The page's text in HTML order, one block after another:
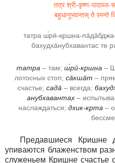
तत्र श्री-कृष्ण-पादाब्ज-
बहुधानुभवन्तस् ते रमन्ते
татра ш́рӣ-кр̣шн̣а-
бахудха̄нубхавантас те
татра – там; ш́рӣ-кр̣шн̣а –
лотосных стоп; са̄кша̄т –
счастье; сада̄ – всегда;
анубхавантах̣–
наслаждаться; дхик-кр̣та –
Предавшиеся Кришне
упиваются блаженством
служеньем Кришне счастье